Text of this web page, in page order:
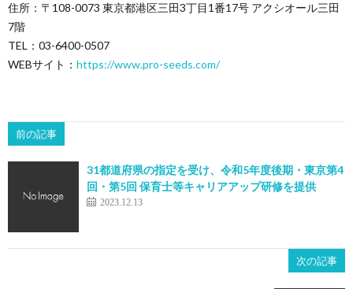
住所：〒108-0073 東京都港区三田3丁目1番17号 アクシオール三田
7階
TEL：03-6400-0507
WEBサイト： https://www.pro-seeds.com/
前の記事
31都道府県の指定を受け、令和5年度後期・東京第4
回・第5回 保育士等キャリアアップ研修を提供
2023.12.13
次の記事